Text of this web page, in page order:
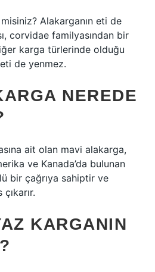
Alakarganın eti de
corvidae familyasından bir
karga türlerinde olduğu
de yenmez.
NEREDE
ait olan mavi alakarga,
ve Kanada’da bulunan
bir çağrıya sahiptir ve
KARGANIN